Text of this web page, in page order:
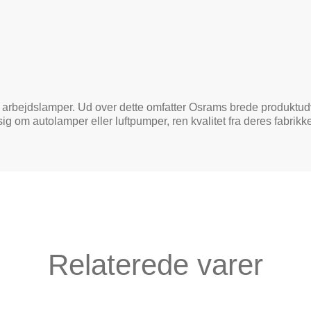
Ud over dette omfatter Osrams brede
om autolamper eller luftpumper, ren kvalitet fra deres
Relaterede varer